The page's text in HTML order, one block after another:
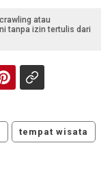
atau
tanpa izin tertulis dari
tempat wisata